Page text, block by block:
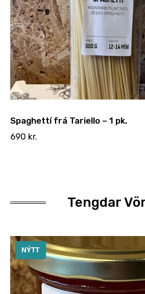
Spaghettí frá Tariello – 1 pk.
690 kr.
Tengdar
NÝTT